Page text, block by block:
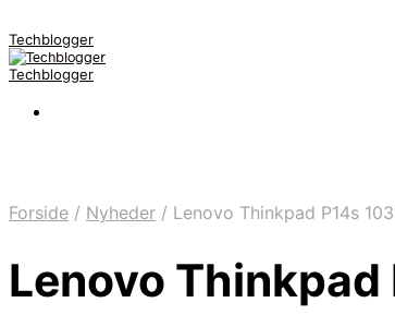
Techblogger
Techblogger
Forside / Nyheder / Lenovo Thinkpad P14s
Lenovo